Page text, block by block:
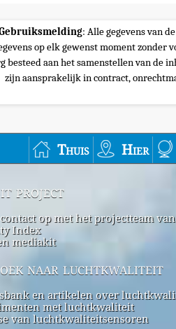
: Alle gegevens van
op elk gewenst moment zonder
besteed aan het samenstellen van de
zijn aansprakelijk in contract,
Thuis Hier
project
op met het projectteam
Index
mediakit
naar luchtkwaliteit
en artikelen over
met luchtkwaliteit
van luchtkwaliteitsensoren